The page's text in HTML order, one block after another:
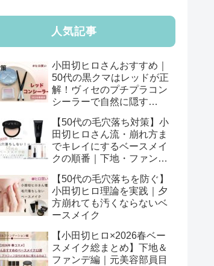
人気記事
小田切ヒロさんおすすめ｜
50代の黒クマはレッドが正
解！ヴィセのプチプラコン
シーラーで自然に隠す
【50代の毛穴落ち対策】小
田切ヒロさん流・崩れ方ま
でキレイにするベースメイ
クの順番｜下地・ファン
【50代の毛穴落ちを防ぐ】
小田切ヒロ理論を実践｜夕
方崩れても汚くならないベ
ースメイク
【小田切ヒロ×2026春ベー
スメイク総まとめ】下地＆
ファンデ編｜元美容部員目